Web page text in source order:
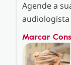
Agende a
Marcar